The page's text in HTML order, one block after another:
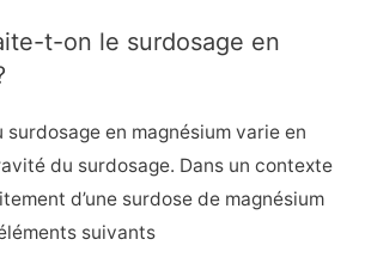
t-on le surdosage en
en magnésium varie en
du surdosage. Dans un contexte
d’une surdose de magnésium
suivants